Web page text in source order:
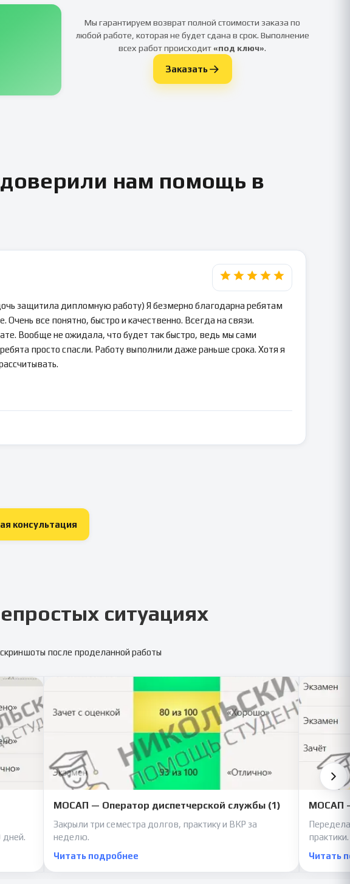
Мы гарантируем возврат полной стоимости заказа по
любой работе, которая не будет сдана в срок. Выполнение
всех работ происходит«под ключ».
Заказать
нам помощь в
защитила дипломную работу) Я безмерно благодарна ребятам
Очень все понятно, быстро и качественно. Всегда на связи.
Вообще не ожидала, что будет так быстро, ведь мы сами
просто спасли. Работу выполнили даже раньше срока. Хотя я
консультация
ситуациях
после проделанной работы
дней.
МОСАП — Оператор диспетчерской службы (1)
Закрыли три семестра долгов, практику и ВКР за
неделю.
Читать подробнее
МОСАП
практики.
Читать